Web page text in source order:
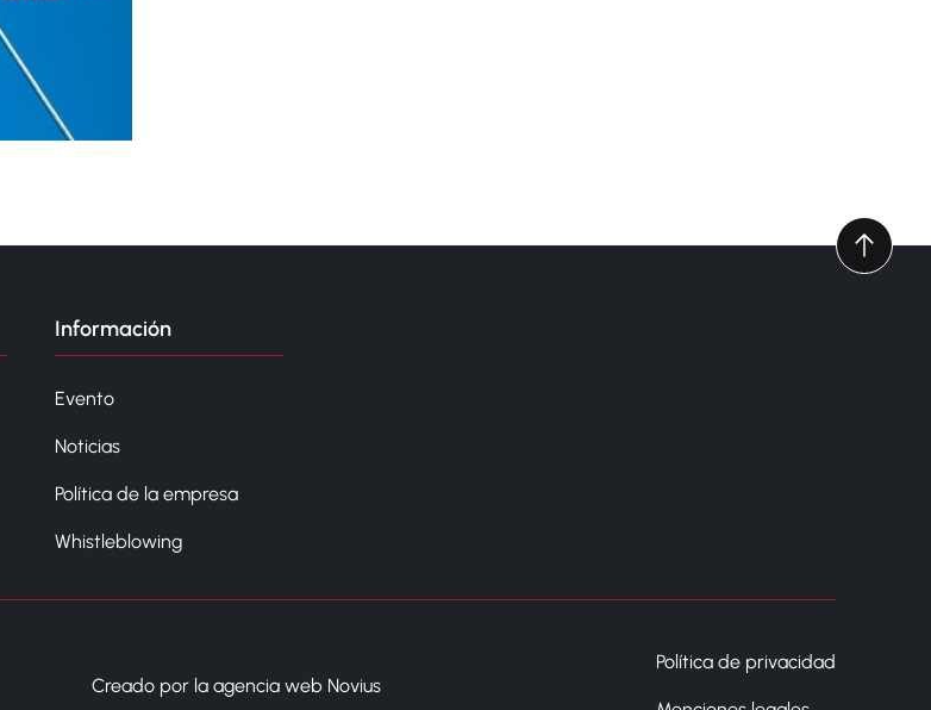
Información
Evento
Noticias
Política de la empresa
Whistleblowing
Creado por la agencia web Novius
Política de privacidad